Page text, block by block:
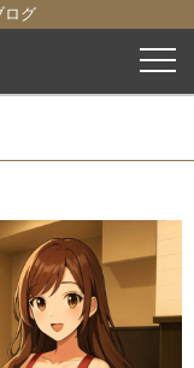
ログ